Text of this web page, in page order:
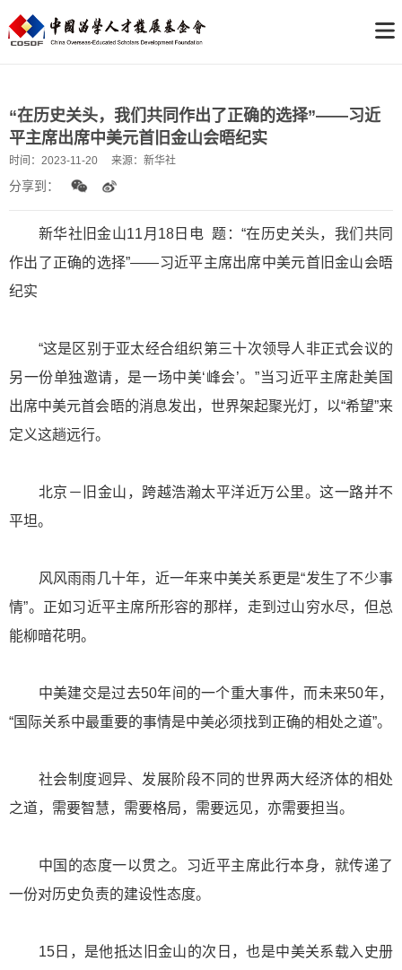
“在历史关头，我们共同作出了正确的选择”——习近
平主席出席中美元首旧金山会晤纪实
时间： 2023-11-20 来源： 新华社
分享到：
新华社旧金山11月18日电 题：“在历史关头，我们共同
作出了正确的选择”——习近平主席出席中美元首旧金山会晤
纪实
“这是区别于亚太经合组织第三十次领导人非正式会议的
另一份单独邀请，是一场中美‘峰会’。”当习近平主席赴美国
出席中美元首会晤的消息发出，世界架起聚光灯，以“希望”来
定义这趟远行。
北京－旧金山，跨越浩瀚太平洋近万公里。这一路并不
平坦。
风风雨雨几十年，近一年来中美关系更是“发生了不少事
情”。正如习近平主席所形容的那样，走到过山穷水尽，但总
能柳暗花明。
中美建交是过去50年间的一个重大事件，而未来50年，
“国际关系中最重要的事情是中美必须找到正确的相处之道”。
社会制度迥异、发展阶段不同的世界两大经济体的相处
之道，需要智慧，需要格局，需要远见，亦需要担当。
中国的态度一以贯之。习近平主席此行本身，就传递了
一份对历史负责的建设性态度。
15日，是他抵达旧金山的次日，也是中美关系载入史册